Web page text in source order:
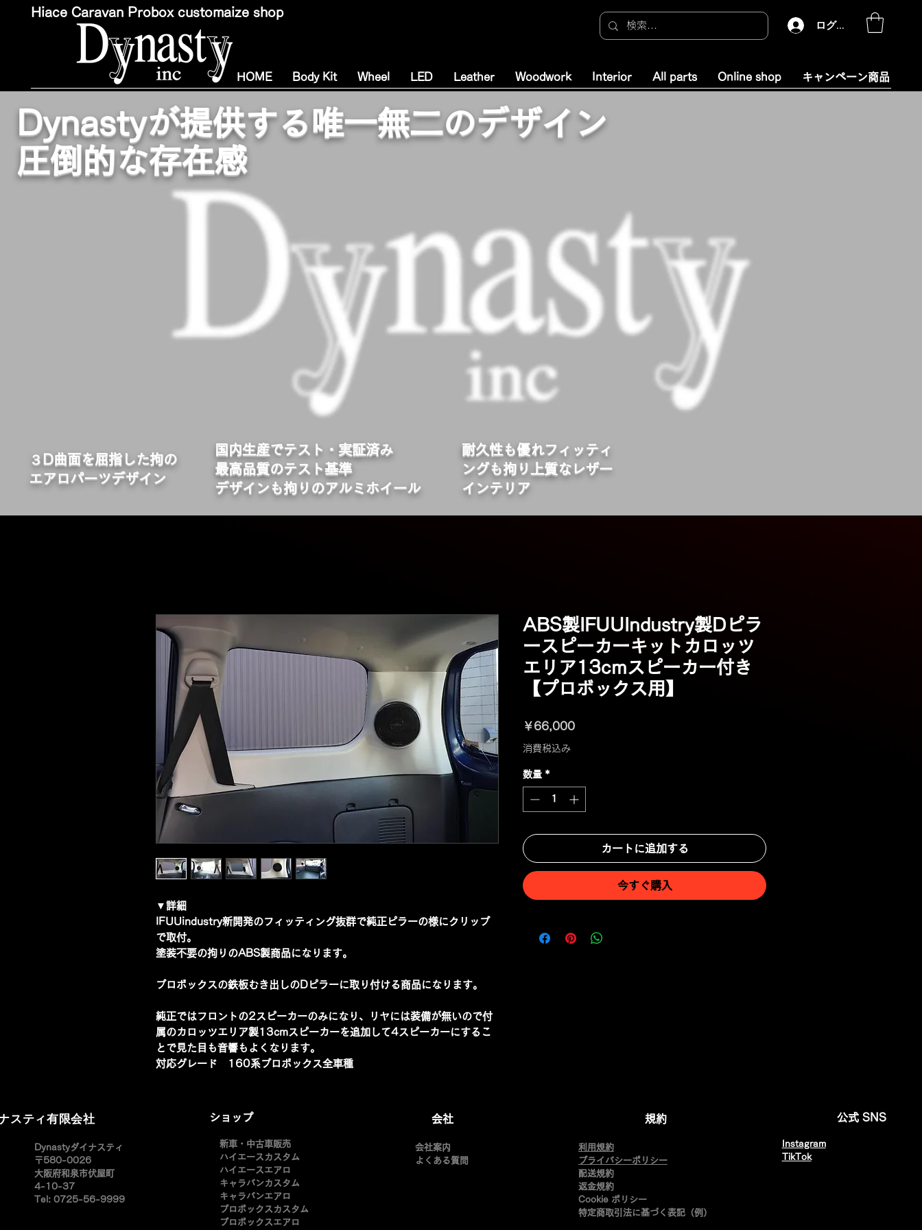
Hiace Caravan Probox customaize shop
ログイン
HOME Body Kit Wheel LED Leather Woodwork Interior All parts Online shop キャンペーン商品
Dynastyが提供する唯一無二のデザイン
圧倒的な存在感
​３D曲面を屈指した拘の
エアロパーツデザイン
国内生産でテスト・実証済み
最高品質のテスト基準
デザインも拘りのアルミホイール
​耐久性も優れフィッティ
ングも拘り上質なレザー
インテリア
▼詳細
IFUUindustry新開発のフィッティング抜群で純正ピラーの様にクリップ
で取付。
塗装不要の拘りのABS製商品になります。
プロボックスの鉄板むき出しのDピラーに取り付ける商品になります。
純正ではフロントの2スピーカーのみになり、リヤには装備が無いので付
属のカロッツエリア製13cmスピーカーを追加して4スピーカーにするこ
とで見た目も音響もよくなります。
対応グレード 160系プロボックス全車種
ABS製IFUUIndustry製Dピラ
ースピーカーキットカロッツ
エリア13cmスピーカー付き
【プロボックス用】
￥66,000価
消費税込み
数量 *
カートに追加する
今すぐ購入
スティ有限会社 ショップ 会社 規約 公式 SNS
​Dynastyダイナスティ
〒580-0026
大阪府和泉市伏屋町
4-10-37
Tel: 0725-56-9999
新車・中古車販売
ハイエースカスタム
ハイエースエアロ
キャラバンカスタム
キャラバンエアロ
プロボックスカスタム
​プロボックスエアロ
会社案内
よくある質問
利用規約
​プライバシーポリシー
配送規約
返金規約
Cookie ポリシー
特定商取引法に基づく表記（例）
Instagram
​TikTok